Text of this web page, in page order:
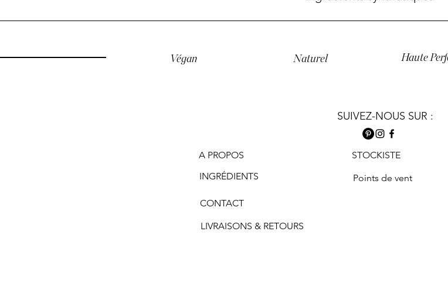
Végan Naturel Haute
SUIVEZ-NOUS SUR :
A PROPOS
INGRÉDIENTS
CONTACT
STOCKISTE
Points de vent
LIVRAISONS & RETOURS